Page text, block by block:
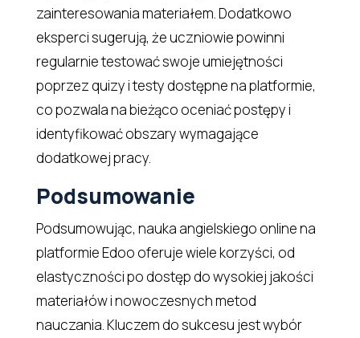
zainteresowania materiałem. Dodatkowo
eksperci sugerują, że uczniowie powinni
regularnie testować swoje umiejętności
poprzez quizy i testy dostępne na platformie,
co pozwala na bieżąco oceniać postępy i
identyfikować obszary wymagające
dodatkowej pracy.
Podsumowanie
Podsumowując, nauka angielskiego online na
platformie Edoo oferuje wiele korzyści, od
elastyczności po dostęp do wysokiej jakości
materiałów i nowoczesnych metod
nauczania. Kluczem do sukcesu jest wybór